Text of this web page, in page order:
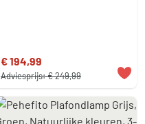
€ 194,99
Adviesprijs:€ 249,99